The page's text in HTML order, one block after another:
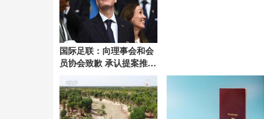
国际足联：向理事会和会
员协会致歉 承认提案推进